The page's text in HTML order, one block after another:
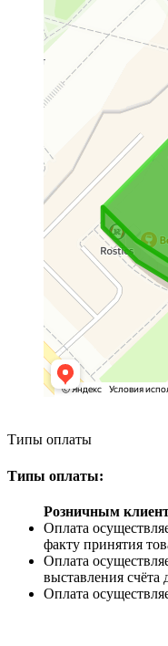
Типы оплаты
Типы оплаты:
Розничным
Оплата
факту принятия
Оплата
выставления счёта
Оплата